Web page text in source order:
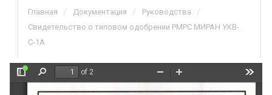
Главная / Документация / Руководства /
Свидетельство о типовом одобрении РМРС МИРАН УКВ-
С-1А
Find
of 2
Zoom